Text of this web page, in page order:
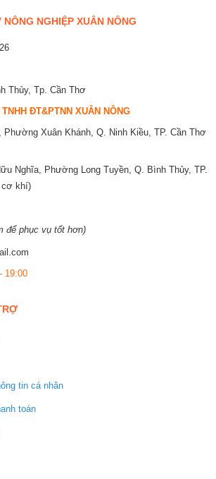
NGHIỆP XUÂN NÔNG
Thủy, Tp. Cần Thơ
TNHH ĐT&PTNN XUÂN NÔNG
Xuân Khánh, Q. Ninh Kiều, TP. Cần Thơ
Nghĩa, Phường Long Tuyền, Q. Bình Thủy, TP.
cơ khí)
để phục vụ tốt hơn)
19:00
tin cá nhân
toán